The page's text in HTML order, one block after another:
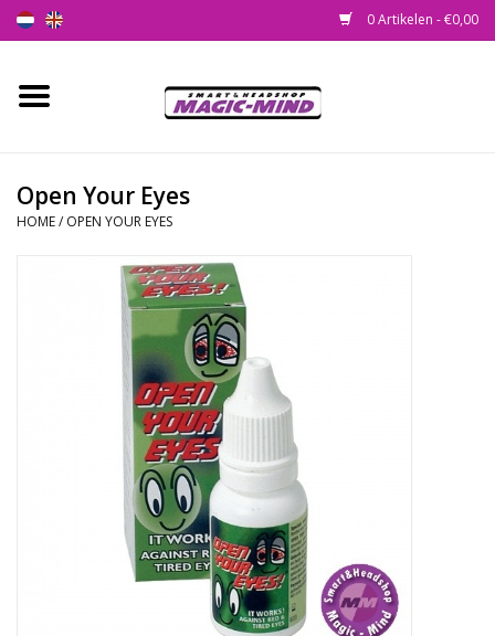
0 Artikelen - €0,00
Home
Smartshop
Rituals & Wierook
Open Your Eyes
HOME/ OPEN YOUR EYES